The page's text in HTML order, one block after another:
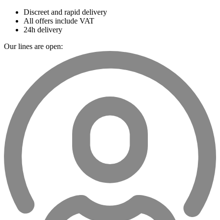
Discreet and rapid delivery
All offers include VAT
24h delivery
Our lines are open: